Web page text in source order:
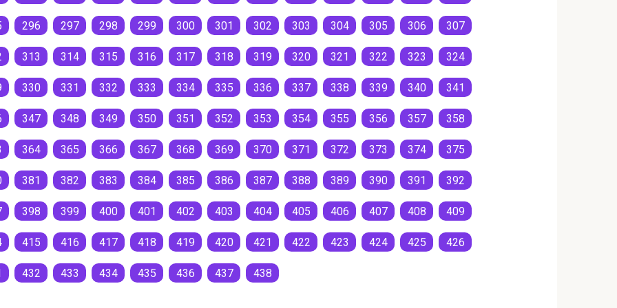
296 297 298 299 300 301 302 303 304 305 306 307
313 314 315 316 317 318 319 320 321 322 323 324
330 331 332 333 334 335 336 337 338 339 340 341
347 348 349 350 351 352 353 354 355 356 357 358
364 365 366 367 368 369 370 371 372 373 374 375
381 382 383 384 385 386 387 388 389 390 391 392
398 399 400 401 402 403 404 405 406 407 408 409
415 416 417 418 419 420 421 422 423 424 425 426
432 433 434 435 436 437 438